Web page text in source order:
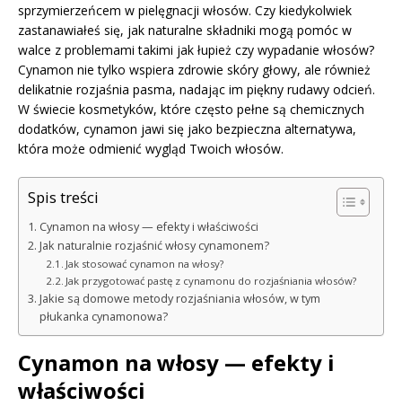
sprzymierzeńcem w pielęgnacji włosów. Czy kiedykolwiek
zastanawiałeś się, jak naturalne składniki mogą pomóc w
walce z problemami takimi jak łupież czy wypadanie włosów?
Cynamon nie tylko wspiera zdrowie skóry głowy, ale również
delikatnie rozjaśnia pasma, nadając im piękny rudawy odcień.
W świecie kosmetyków, które często pełne są chemicznych
dodatków, cynamon jawi się jako bezpieczna alternatywa,
która może odmienić wygląd Twoich włosów.
Spis treści
Cynamon na włosy — efekty i właściwości
Jak naturalnie rozjaśnić włosy cynamonem?
Jak stosować cynamon na włosy?
Jak przygotować pastę z cynamonu do rozjaśniania włosów?
Jakie są domowe metody rozjaśniania włosów, w tym
płukanka cynamonowa?
Cynamon na włosy — efekty i
właściwości